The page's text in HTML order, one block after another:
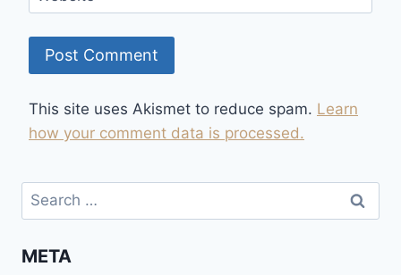
This site uses Akismet to reduce spam. Learn
how your comment data is processed.
Search
for:
META